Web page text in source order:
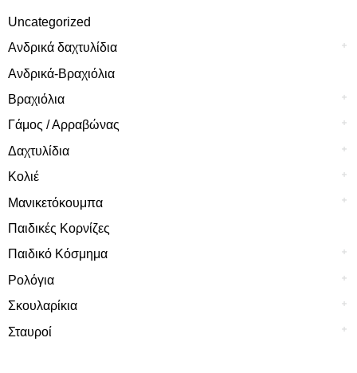
Uncategorized
Ανδρικά δαχτυλίδια
Ανδρικά-Βραχιόλια
Βραχιόλια
Γάμος / Αρραβώνας
Δαχτυλίδια
Κολιέ
Μανικετόκουμπα
Παιδικές Κορνίζες
Παιδικό Κόσμημα
Ρολόγια
Σκουλαρίκια
Σταυροί